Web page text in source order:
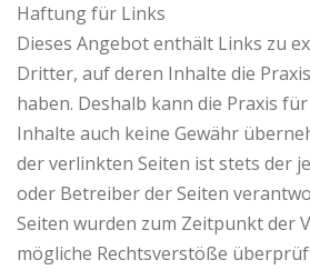
Haftung für Links
Dieses Angebot enthält Links zu
Dritter, auf deren Inhalte die
haben. Deshalb kann die Praxis
Inhalte auch keine Gewähr
der verlinkten Seiten ist stets der
oder Betreiber der Seiten
Seiten wurden zum Zeitpunkt der
mögliche Rechtsverstöße